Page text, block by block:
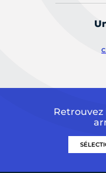
Retrouvez